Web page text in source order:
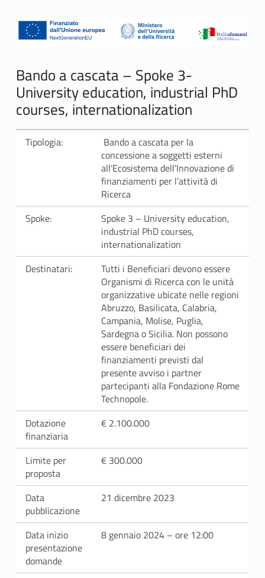
R
m
e
T
e
n
p
n
o
v
a
i
o
Bando a cascata – Spoke 3-
University education, industrial PhD
courses, internationalization
Tipologia:
Bando a cascata per la
concessione a soggetti esterni
all’Ecosistema dell’Innovazione di
finanziamenti per l’attività di
Ricerca
Spoke:
Spoke 3 – University education,
industrial PhD courses,
internationalization
Destinatari:
Tutti i Beneficiari devono essere
Organismi di Ricerca con le unità
organizzative ubicate nelle regioni
Abruzzo, Basilicata, Calabria,
Campania, Molise, Puglia,
Sardegna o Sicilia. Non possono
essere beneficiari dei
finanziamenti previsti dal
presente avviso i partner
partecipanti alla Fondazione Rome
Technopole.
Dotazione
finanziaria
€ 2.100.000
Limite per
proposta
€ 300.000
Data
pubblicazione
21 dicembre 2023
Data inizio
presentazione
domande
8 gennaio 2024 – ore 12:00